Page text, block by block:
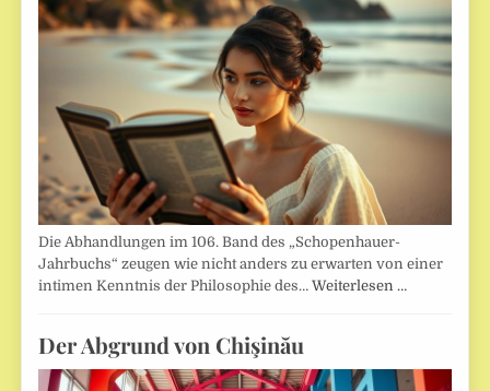
Die Abhandlungen im 106. Band des „Schopenhauer-
Jahrbuchs“ zeugen wie nicht anders zu erwarten von einer
intimen Kenntnis der Philosophie des…Weiterlesen …
Der Abgrund von Chişinău